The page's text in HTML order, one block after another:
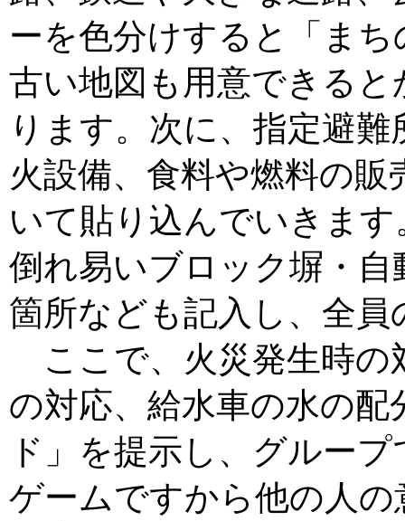
ーを色分けすると「ま
古い地図も用意できる
ります。次に、指定避
火設備、食料や燃料の
いて貼り込んでいきま
倒れ易いブロック塀・
箇所なども記入し、全
ここで、火災発生時の
の対応、給水車の水の
ド」を提示し、グルー
ゲームですから他の人